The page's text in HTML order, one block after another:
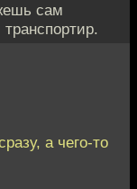
сам
а чего-то